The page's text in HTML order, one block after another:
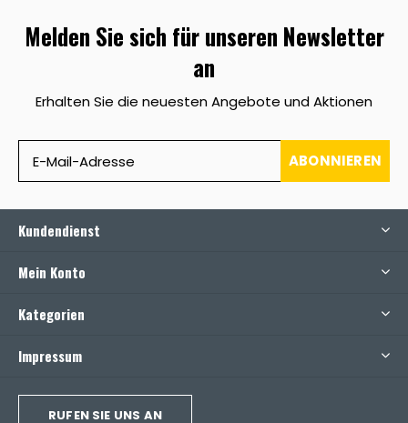
Melden Sie sich für unseren Newsletter
an
Erhalten Sie die neuesten Angebote und Aktionen
ABONNIEREN
Kundendienst
Mein Konto
Kategorien
Impressum
RUFEN SIE UNS AN